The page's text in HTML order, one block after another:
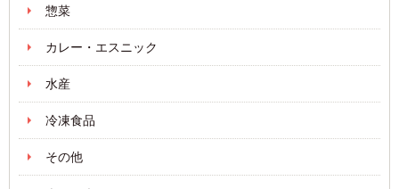
惣菜
カレー・エスニック
水産
冷凍食品
その他